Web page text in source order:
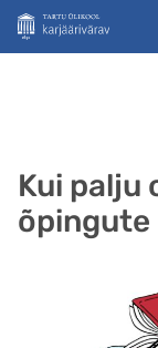
Liigu edasi põhisisu
Kui palju
õpingute